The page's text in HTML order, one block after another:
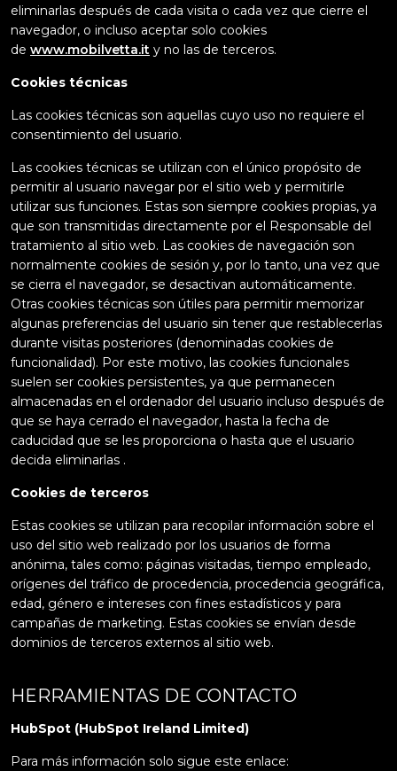
eliminarlas después de cada visita o cada vez que cierre el
navegador, o incluso aceptar solo cookies
de www.mobilvetta.it y no las de terceros.
Cookies técnicas
Las cookies técnicas son aquellas cuyo uso no requiere el
consentimiento del usuario.
Las cookies técnicas se utilizan con el único propósito de
permitir al usuario navegar por el sitio web y permitirle
utilizar sus funciones. Estas son siempre cookies propias, ya
que son transmitidas directamente por el Responsable del
tratamiento al sitio web. Las cookies de navegación son
normalmente cookies de sesión y, por lo tanto, una vez que
se cierra el navegador, se desactivan automáticamente.
Otras cookies técnicas son útiles para permitir memorizar
algunas preferencias del usuario sin tener que restablecerlas
durante visitas posteriores (denominadas cookies de
funcionalidad). Por este motivo, las cookies funcionales
suelen ser cookies persistentes, ya que permanecen
almacenadas en el ordenador del usuario incluso después de
que se haya cerrado el navegador, hasta la fecha de
caducidad que se les proporciona o hasta que el usuario
decida eliminarlas .
Cookies de terceros
Estas cookies se utilizan para recopilar información sobre el
uso del sitio web realizado por los usuarios de forma
anónima, tales como: páginas visitadas, tiempo empleado,
orígenes del tráfico de procedencia, procedencia geográfica,
edad, género e intereses con fines estadísticos y para
campañas de marketing. Estas cookies se envían desde
dominios de terceros externos al sitio web.
HERRAMIENTAS DE CONTACTO
HubSpot (HubSpot Ireland Limited)
Para más información solo sigue este enlace: